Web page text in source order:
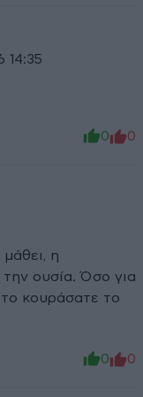
14:35
0 0
η
την ουσία. Όσο για
κουράσατε το
0 0